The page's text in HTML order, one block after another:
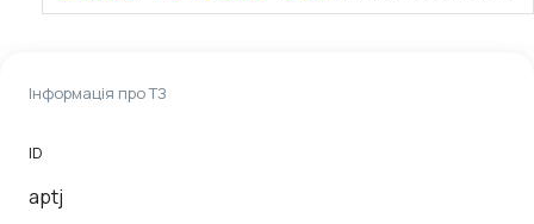
Інформація про ТЗ
ID
aptj